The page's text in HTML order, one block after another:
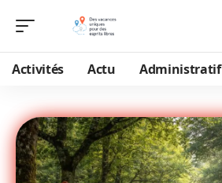
Activités Actu Administratif